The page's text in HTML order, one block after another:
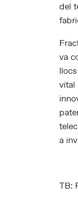
del
va
vital
a
TB: